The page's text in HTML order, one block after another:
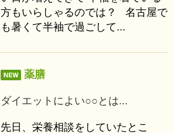
方もいらしゃるのでは？ 名古屋で
も暑くて半袖で過ごして...
薬膳
ダイエットによい○○とは...
先日、栄養相談をしていたとこ